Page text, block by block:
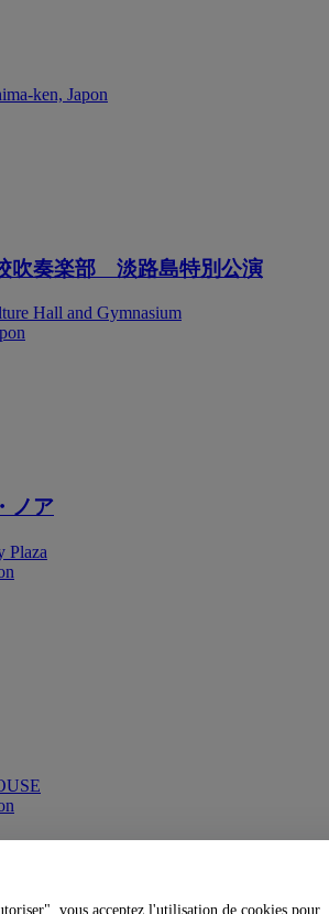
ken, Japon
吹奏楽部 淡路島特別公演
Hall and Gymnasium
ノア
Plaza
vous acceptez l'utilisation de cookies pour